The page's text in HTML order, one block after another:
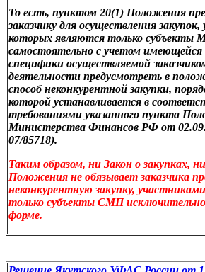
То есть, пунктом 20(1) Положения
заказчику для осуществления
которых являются только субъекты
самостоятельно с учетом
специфики осуществляемой
деятельности предусмотреть в
способ неконкурентной закупки,
которой устанавливается в
требованиями указанного пункта
Министерства Финансов РФ от
07/85718).
Таким образом, ни Закон о закупках,
Положения не обязывает заказчика
неконкурентную закупку,
только субъекты СМП
форме.